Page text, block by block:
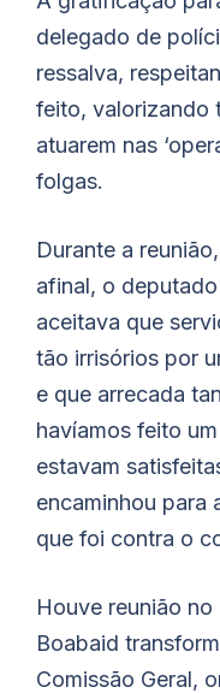
delegado de
ressalva,
feito, valorizando
atuarem nas
folgas.
Durante a
afinal, o
aceitava que
tão irrisórios por
e que arrecada
havíamos feito
estavam
encaminhou para
que foi contra o
Houve reunião
Boabaid
Comissão Geral,